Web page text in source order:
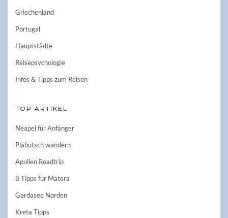
Griechenland
Portugal
Hauptstädte
Reisepsychologie
Infos & Tipps zum Reisen
TOP ARTIKEL
Neapel für Anfänger
Plabutsch wandern
Apulien Roadtrip
8 Tipps für Matera
Gardasee Norden
Kreta Tipps